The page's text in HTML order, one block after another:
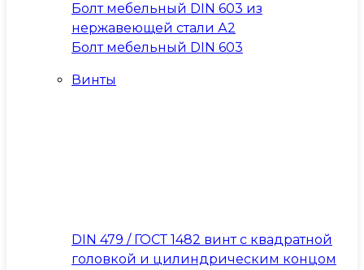
Болт мебельный DIN 603 из
нержавеющей стали А2
Болт мебельный DIN 603
Винты
DIN 479 / ГОСТ 1482 винт с квадратной
головкой и цилиндрическим концом